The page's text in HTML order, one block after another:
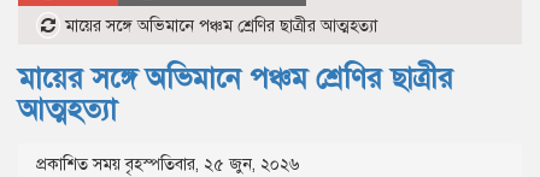
মায়ের সঙ্গে অভিমানে পঞ্চম শ্রেণির ছাত্রীর আত্মহত্যা
মায়ের সঙ্গে অভিমানে পঞ্চম শ্রেণির ছাত্রীর
আত্মহত্যা
প্রকাশিত সময় বৃহস্পতিবার, ২৫ জুন, ২০২৬